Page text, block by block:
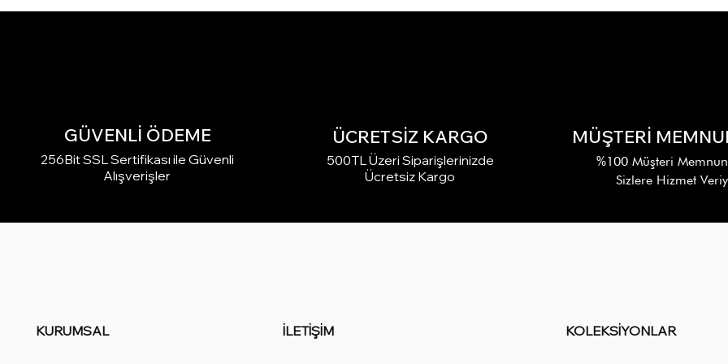
GÜVENLİ ÖDEME
256Bit SSL Sertifikası ile Güvenli
Alışverişler
ÜCRETSİZ KARGO
500TL Üzeri Siparişlerinizde
Ücretsiz Kargo
MÜŞTERİ
%100 Müşteri
Sizlere Hizmet
KURUMSAL İLETİŞİM KOLEKSİYONLAR